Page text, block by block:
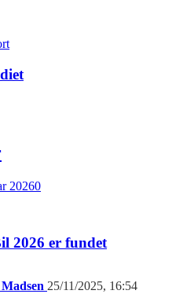
0
2026 er fundet
25/11/2025, 16:54